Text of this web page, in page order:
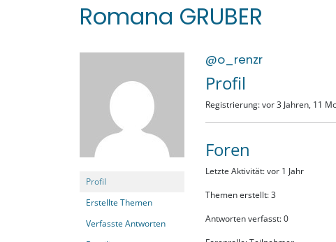
Romana GRUBER
Profil
Erstellte Themen
Verfasste Antworten
@o_renzr
Profil
Registrierung: vor 3 Jahren, 11
Foren
Letzte Aktivität: vor 1 Jahr
Themen erstellt: 3
Antworten verfasst: 0